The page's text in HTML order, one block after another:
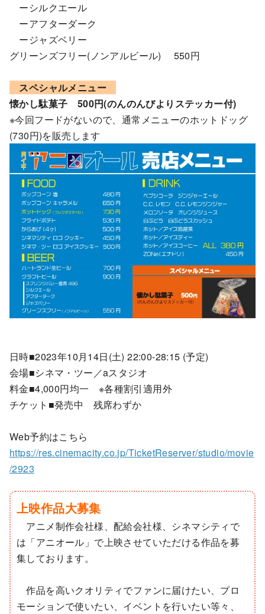
ーシルクエール
ーアフターダーク
ージャズベリー
グリーンズフリー(ノンアルビール) 550円
スペシャルメニュー
懐かし駄菓子 500円(のんのんびよりステッカー付)
※今回フードがないので、通常メニューのホットドッグ
(730円)を販売します
日時■2023年10月14日(土) 22:00-28:15 (予定)
会場■シネマ・ツー／aスタジオ
料金■4,000円均一 ※各種割引適用外
チケット■発売中 残席わずか
Web予約はこちら
https://res.cinemacity.co.jp/TicketReserver/studio/movie
/2923
上映作品大募集
アニメ制作会社様、配給会社様、シネマシティで
は「アニオール」で上映させていただける作品を募
集しております。
作品を高いクオリティでファンに届けたい、プロ
モーションで使いたい、イベントを行いたい等々、